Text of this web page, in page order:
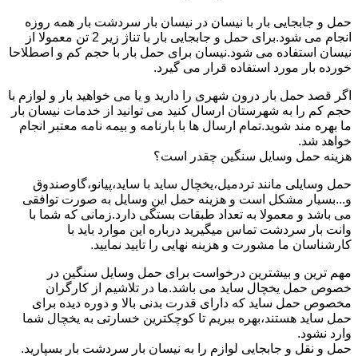
حمل و جابجایی بار با نیسان در نیسان بار سردشت بار همه روزه
انجام می شود.برای حمل و جابجایی بار با تناژ زیر 2 تن معمولا از
نیسان استفاده می شود.نیسان برای حمل بار با حجم کم و اصطلاحا
خورده بار مورد استفاده قرار می گیرد.
اگر قصد حمل بار درون شهری را دارید و یا می خواهید بار و لوازم با
حجم کم را به شهرستان ارسال کنید می توانید از خدمات نیسان بار
ما بهره مند شوید.تمام ارسال ها با بارنامه و بیمه نامه معتبر انجام
خواهد شد.
هزینه حمل وسایل سنگین چقدر است؟
حمل وسایلی مانند تردمیل،یخچال ساید با ساید،پیانو،گاوصندوق
و...بسیار مشکل است و هزینه حمل این وسایل به صورت توافقی
می باشد و معمولا به تعداد طبقات بستگی دارد.زمانی که شما با
وانت بار سردشت تماس میگیرید درباره این موارد باید با
کارشناسان ما مشورت و هزینه نهایی را تایید نمایید.
مهم ترین و بیشترین درخواست برای حمل وسایل سنگین در
خصوص حمل یخچال ساید می باشد.ما در تلاشیم از کارگران
مخصوص حمل ساید که دارای قدرت بدنی بالا و دوره دیده برای
حمل ساید هستند،بهره ببریم تا کوچکترین خسارتی به یخچال شما
وارد نشود.
حمل و نقل و جابجایی لوازم را به نیسان بار سردشت بار بسپارید.